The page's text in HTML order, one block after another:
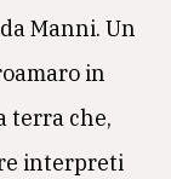
Manni. Un
in
terra che,
interpreti